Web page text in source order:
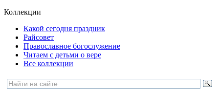
Коллекции
Какой сегодня праздник
Райсовет
Православное богослужение
Читаем с детьми о вере
Все коллекции